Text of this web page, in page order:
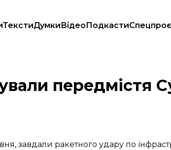
ТекстиДумкиВідеоПодкасти
жінка
передмістя
завдали ракетного удару по